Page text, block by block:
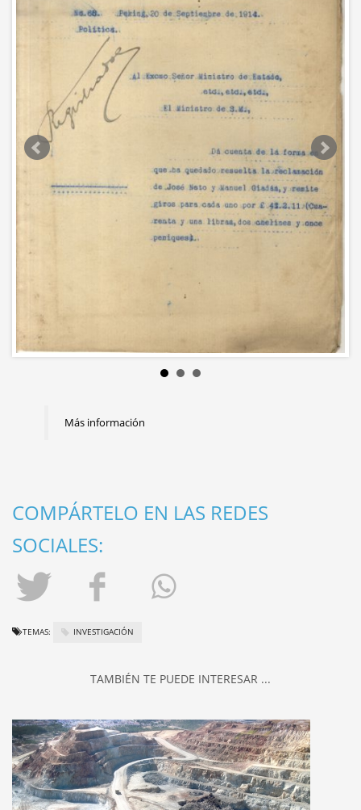
Más información
COMPÁRTELO EN LAS REDES
SOCIALES:
TEMAS: INVESTIGACIÓN
TAMBIÉN TE PUEDE INTERESAR ...